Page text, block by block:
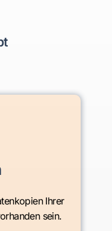
Ihrer
sein.